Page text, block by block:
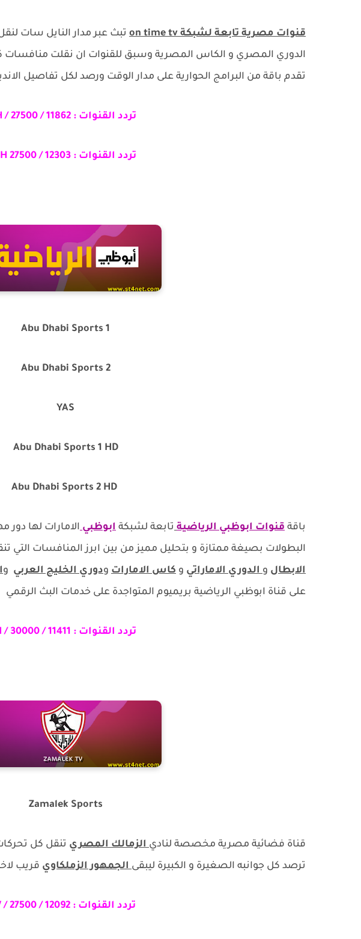
قنوات مصرية تابعة لشبكة on time tv
تبث عبر مدار النايل سات
تقدم باقة من البرامج الحوارية على مدار الوقت ورصد لكل تفاصيل
تردد القنوات :11862 /
27500 / H
تردد القنوات : 12303 / H 27500
Abu Dhabi Sports 1
Abu Dhabi Sports 2
YAS
Abu Dhabi Sports 1 HD
باقة قنوات ابوظبي الرياضية تابعة لشبكة ابوظبيالامارات لها دور
البطولات بصيغة ممتازة و بتحليل مميز من بين ابرز المنافسات التي
الابطال والدوري الاماراتي و كاس الامارات ودوري الخليج العربي و
على قناة ابوظبي الرياضية بريميوم المتواجدة على خدمات البث الرقمي
تردد القنوات : 11411 / H / 30000
Zamalek Sports
قناة فضائية مصرية مخصصة لناديالزمالك المصري تنقل كل
ترصد كل جوانبه الصغيرة و الكبيرة ليبقىالجمهور الزملكاوي قريب
تردد القنوات : 12092 /
27500 / V